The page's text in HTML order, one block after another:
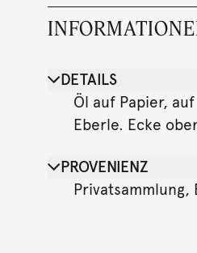
DETAILS
Öl auf Papier,
Eberle. Ecke
PROVENIENZ